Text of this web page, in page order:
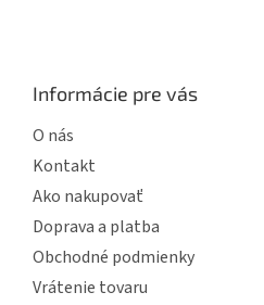
Informácie pre vás
O nás
Kontakt
Ako nakupovať
Doprava a platba
Obchodné podmienky
Vrátenie tovaru